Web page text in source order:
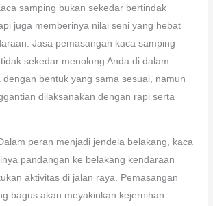
samping bukan sekedar bertindak
juga memberinya nilai seni yang hebat
Jasa pemasangan kaca samping
sekedar menolong Anda di dalam
dengan bentuk yang sama sesuai, namun
dilaksanakan dengan rapi serta
peran menjadi jendela belakang, kaca
pandangan ke belakang kendaraan
aktivitas di jalan raya. Pemasangan
bagus akan meyakinkan kejernihan